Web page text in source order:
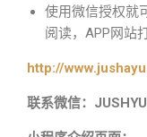
使用微信授权就
阅读，APP网站
http://
联系微信：